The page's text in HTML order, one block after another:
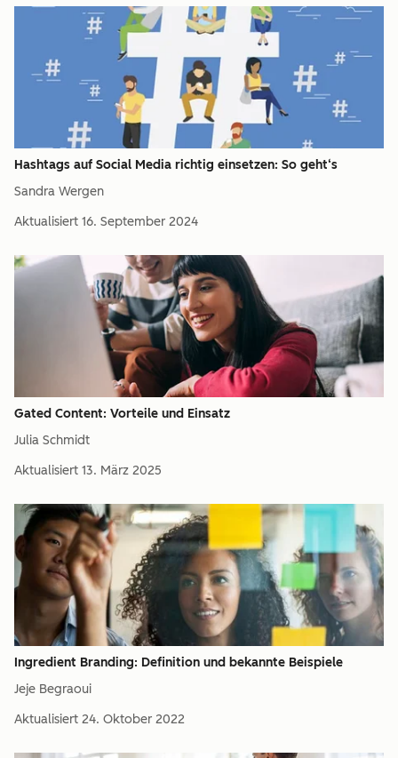
Hashtags auf Social Media richtig einsetzen: So geht‘s
Sandra Wergen
Aktualisiert 16. September 2024
Gated Content: Vorteile und Einsatz
Julia Schmidt
Aktualisiert 13. März 2025
Ingredient Branding: Definition und bekannte Beispiele
Jeje Begraoui
Aktualisiert 24. Oktober 2022